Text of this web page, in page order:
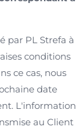
par PL Strefa à
conditions
ce cas, nous
date
L'information
au Client